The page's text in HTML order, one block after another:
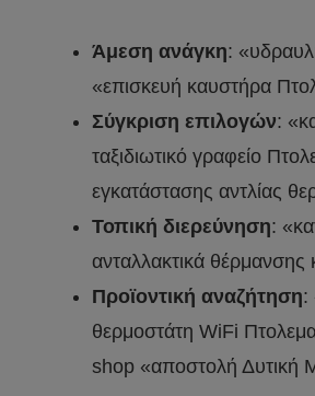
Άμεση ανάγκη:
«επισκευή καυστήρα
Σύγκριση επιλογών:
ταξιδιωτικό γραφείο
εγκατάστασης αντλίας
Τοπική διερεύνηση:
ανταλλακτικά θέρμανσης
Προϊοντική αναζήτηση:
θερμοστάτη WiFi
shop «αποστολή Δυτική